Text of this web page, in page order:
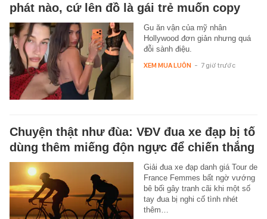
phát nào, cứ lên đồ là gái trẻ muốn copy
Gu ăn vận của mỹ nhân
Hollywood đơn giản nhưng quá
đỗi sành điệu.
XEM MUA LUÔN - 7 giờ trước
Chuyện thật như đùa: VĐV đua xe đạp bị tố
dùng thêm miếng độn ngực để chiến thắng
Giải đua xe đạp danh giá Tour de
France Femmes bất ngờ vướng
bê bối gây tranh cãi khi một số
tay đua bị nghi cố tình nhét
thêm…